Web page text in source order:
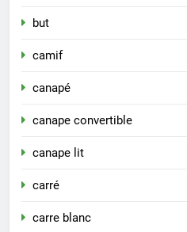
but
camif
canapé
canape convertible
canape lit
carré
carre blanc